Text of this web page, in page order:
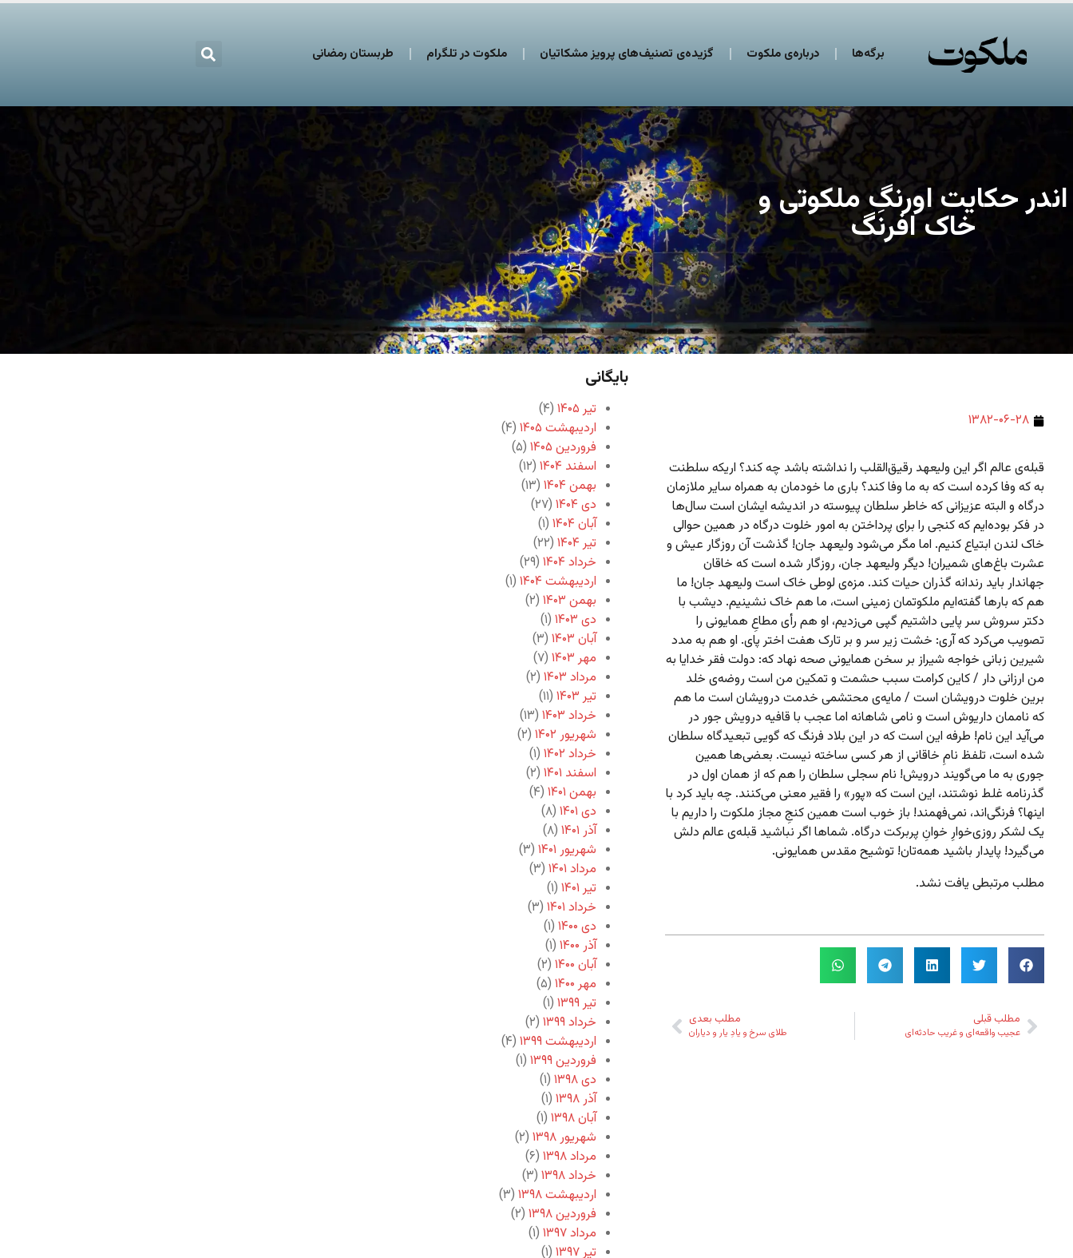
برگه‌ها درباره‌ی ملکوت گزیده‌ی تصنیف‌های پرویز مشکاتیان ملکوت در تلگرام طربستان رمضانی
اندر حکایت اورنگِ ملکوتی و
خاک افرنگ
۱۳۸۲-۰۶-۲۸
قبله‌ی عالم اگر این ولیعهد رقیق‌القلب را نداشته باشد چه کند؟ اریکه سلطنت
به که وفا کرده است که به ما وفا کند؟ باری ما خودمان به همراه سایر ملازمان
درگاه و البته عزیزانی که خاطر سلطان پیوسته در اندیشه ایشان است سال‌ها
در فکر بوده‌ایم که کنجی را برای پرداختن به امور خلوت درگاه در همین حوالی
خاک لندن ابتیاع کنیم. اما مگر می‌شود ولیعهد جان! گذشت آن روزگار عیش و
عشرت باغ‌های شمیران! دیگر ولیعهد جان، روزگار شده است که خاقان
جهاندار باید رندانه گذران حیات کند. مزه‌ی لوطی خاک است ولیعهد جان! ما
هم که بارها گفته‌ایم ملکوتمان زمینی است، ما هم خاک نشینیم. دیشب با
دکتر سروش سر پایی داشتیم گپی می‌زدیم، او هم رأی مطاعِ همایونی را
تصویب می‌کرد که آری: خشت زیر سر و بر تارک هفت اختر پای. او هم به مدد
شیرین زبانی خواجه شیراز بر سخن همایونی صحه نهاد که: دولت فقر خدایا به
من ارزانی دار / کاین کرامت سبب حشمت و تمکین من است روضه‌ی خلد
برین خلوت درویشان است / مایه‌ی محتشمی خدمت درویشان است ما هم
که ناممان داریوش است و نامی شاهانه اما عجب با قافیه درویش جور در
می‌آید این نام! طرفه این است که در این بلاد فرنگ که گویی تبعیدگاه سلطان
شده است، تلفظ نامِ خاقانی از هر کسی ساخته نیست. بعضی‌ها همین
جوری به ما می‌گویند درویش! نام سجلی سلطان را هم که از همان اول در
گذرنامه غلط نوشتند، این است که «پور» را فقیر معنی می‌کنند. چه باید کرد با
اینها؟ فرنگی‌اند، نمی‌فهمند! باز خوب است همین کنجِ مجاز ملکوت را داریم با
یک لشکر روزی‌خوارِ خوانِ پربرکت درگاه. شماها اگر نباشید قبله‌ی عالم دلش
می‌گیرد! پایدار باشید همه‌تان! توشیح مقدس همایونی.
مطلب مرتبطی یافت نشد.
مطلب قبلی
عجیب واقعه‌ای و غریب حادثه‌ای
مطلب بعدی
طلای سرخ و یادِ یار و دیاران
بایگانی
تیر ۱۴۰۵
(۴)
اردیبهشت ۱۴۰۵
(۴)
فروردین ۱۴۰۵
(۵)
اسفند ۱۴۰۴
(۱۲)
بهمن ۱۴۰۴
(۱۳)
دی ۱۴۰۴
(۲۷)
آبان ۱۴۰۴
(۱)
تیر ۱۴۰۴
(۲۲)
خرداد ۱۴۰۴
(۲۹)
اردیبهشت ۱۴۰۴
(۱)
بهمن ۱۴۰۳
(۲)
دی ۱۴۰۳
(۱)
آبان ۱۴۰۳
(۳)
مهر ۱۴۰۳
(۷)
مرداد ۱۴۰۳
(۲)
تیر ۱۴۰۳
(۱۱)
خرداد ۱۴۰۳
(۱۳)
شهریور ۱۴۰۲
(۲)
خرداد ۱۴۰۲
(۱)
اسفند ۱۴۰۱
(۲)
بهمن ۱۴۰۱
(۴)
دی ۱۴۰۱
(۸)
آذر ۱۴۰۱
(۸)
شهریور ۱۴۰۱
(۳)
مرداد ۱۴۰۱
(۳)
تیر ۱۴۰۱
(۱)
خرداد ۱۴۰۱
(۳)
دی ۱۴۰۰
(۱)
آذر ۱۴۰۰
(۱)
آبان ۱۴۰۰
(۲)
مهر ۱۴۰۰
(۵)
تیر ۱۳۹۹
(۱)
خرداد ۱۳۹۹
(۲)
اردیبهشت ۱۳۹۹
(۴)
فروردین ۱۳۹۹
(۱)
دی ۱۳۹۸
(۱)
آذر ۱۳۹۸
(۱)
آبان ۱۳۹۸
(۱)
شهریور ۱۳۹۸
(۲)
مرداد ۱۳۹۸
(۶)
خرداد ۱۳۹۸
(۳)
اردیبهشت ۱۳۹۸
(۳)
فروردین ۱۳۹۸
(۲)
مرداد ۱۳۹۷
(۱)
تیر ۱۳۹۷
(۱)